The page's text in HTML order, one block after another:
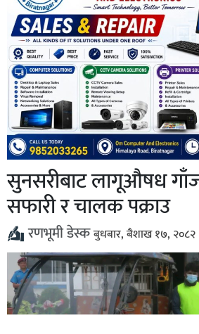
सुनसरीबाट लागूऔषध
सफारी र चालक पक्राउ
रणभूमी डेस्कबुधबार, बैशाख १७, २०८२